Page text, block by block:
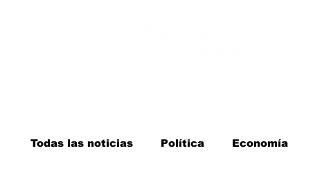
Todas las noticias Política Economía